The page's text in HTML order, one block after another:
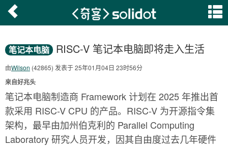
笔记本电脑 RISC-V 笔记本电脑即将走入生活
由Wilson (42865) 发表于 25年01月04日 23时56分
来自好兆头
笔记本电脑制造商 Framework 计划在 2025 年推出首
款采用 RISC-V CPU 的产品。RISC-V 为开源指令集
架构，最早由加州伯克利的 Parallel Computing
Laboratory 研究人员开发，因其自由度过去几年硬件